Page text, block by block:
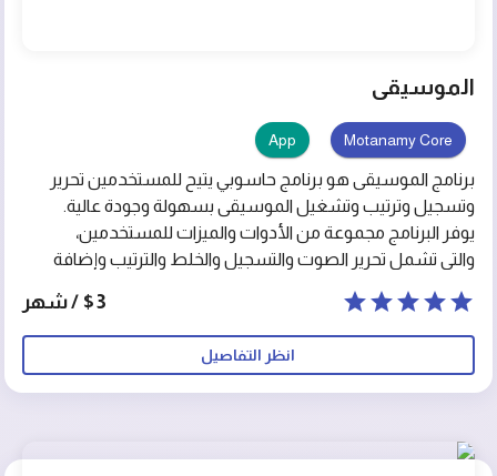
الموسيقى
Motanamy Core
App
برنامج الموسيقى هو برنامج حاسوبي يتيح للمستخدمين تحرير
وتسجيل وترتيب وتشغيل الموسيقى بسهولة وجودة عالية.
يوفر البرنامج مجموعة من الأدوات والميزات للمستخدمين،
والتي تشمل تحرير الصوت والتسجيل والخلط والترتيب وإضافة
يعد برنامج الموسيقى حلاً مبتكرًا وفعالًا لإنشاء وتحرير وتسجيل
الموسيقى بسهولة وجودة عالية.
$3 / شهر
انظر التفاصيل